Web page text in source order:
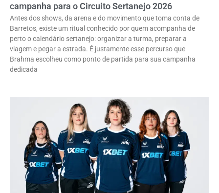
campanha para o Circuito Sertanejo 2026
Antes dos shows, da arena e do movimento que toma conta de
Barretos, existe um ritual conhecido por quem acompanha de
perto o calendário sertanejo: organizar a turma, preparar a
viagem e pegar a estrada. É justamente esse percurso que
Brahma escolheu como ponto de partida para sua campanha
dedicada